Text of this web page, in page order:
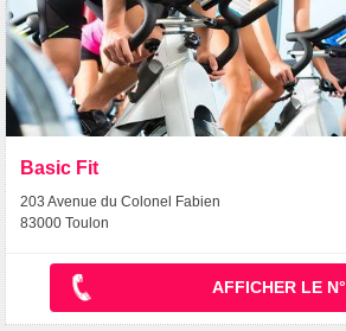
Basic Fit
203 Avenue du Colonel Fabien
83000 Toulon
AFFICHER LE N°